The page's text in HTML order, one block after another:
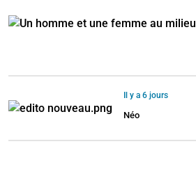
Il y a 6 jours
Néo